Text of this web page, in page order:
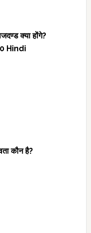
क्या होंगे?
Hindi
कौन है?